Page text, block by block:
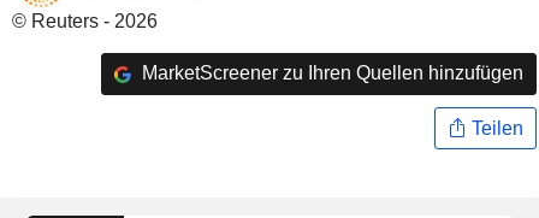
© Reuters - 2026
MarketScreener zu Ihren Quellen hinzufügen
Teilen